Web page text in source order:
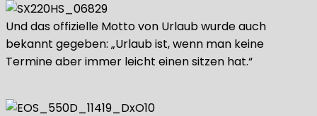
Und das offizielle Motto von Urlaub wurde auch
bekannt gegeben: „Urlaub ist, wenn man keine
Termine aber immer leicht einen sitzen hat.“